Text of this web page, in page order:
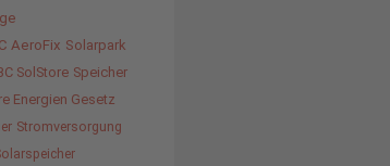
AeroFix Solarpark
SolStore Speicher
Energien Gesetz
Stromversorgung